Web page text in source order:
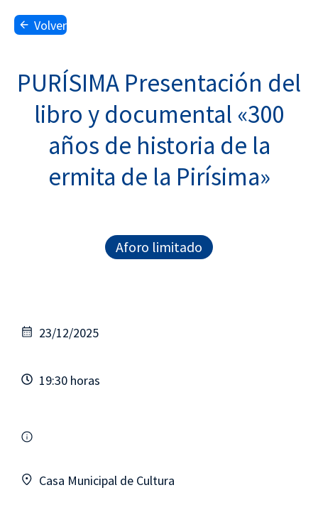
Volver
PURÍSIMA Presentación del
libro y documental «300
años de historia de la
ermita de la Pirísima»
Aforo limitado
23/12/2025
19:30 horas
Casa Municipal de Cultura